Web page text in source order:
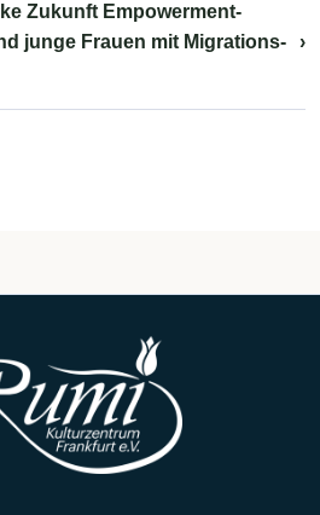
Zukunft Empowerment-
junge Frauen mit Migrations-
›